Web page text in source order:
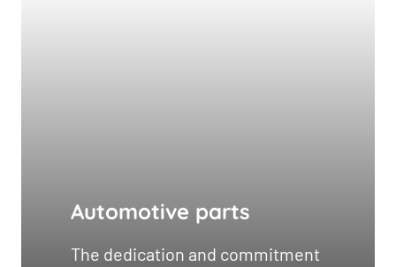
Automotive parts
The dedication and commitment